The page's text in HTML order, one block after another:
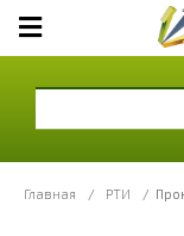
Главная / РТИ /